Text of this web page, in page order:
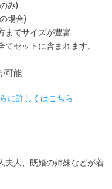
み)
場合)
までサイズが豊富
てセット に含まれます。
可能
に詳しくはこちら
夫人、既婚の姉妹などが着